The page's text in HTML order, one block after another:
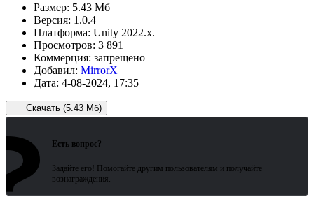
Размер: 5.43 Мб
Версия: 1.0.4
Платформа: Unity 2022.x.
Просмотров: 3 891
Коммерция: запрещено
Добавил: MirrorX
Дата: 4-08-2024, 17:35
Скачать (5.43 Мб)
Есть вопрос?
Задайте его! Помогайте другим пользователям и получайте
вознаграждения.